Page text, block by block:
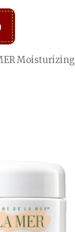
Moisturizing